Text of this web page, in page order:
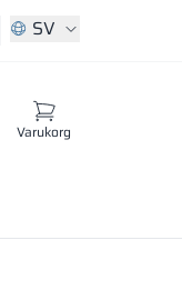
SV
Varukorg